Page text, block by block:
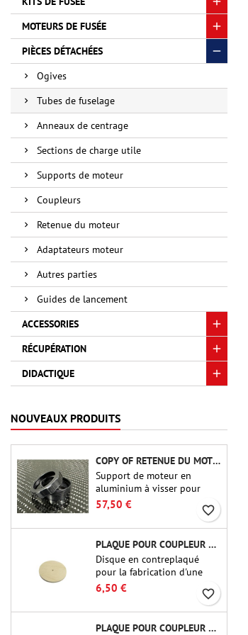
MOTEURS DE FUSÉE
PIÈCES DÉTACHÉES
Ogives
Tubes de fuselage
Anneaux de centrage
Sections de charge utile
Supports de moteur
Coupleurs
Retenue du moteur
Adaptateurs moteur
Autres parties
Guides de lancement
ACCESSORIES
RÉCUPÉRATION
DIDACTIQUE
NOUVEAUX PRODUITS
COPY OF RETENUE DU MOTEUR PML PRO MR-38
Support de moteur en
aluminium à visser pour
modèles de fusées avec
supports moteur de 54 mm.
Compatible avec les tubes
phénoliques PML.
57,50 € favorite_border
PLAQUE POUR COUPLEUR CBP-3.0 - PUBLIC MISSILES LTD.
Disque en contreplaqué
pour la fabrication d'une
cloison (cadre) pour raccords
tubulaires de 75 mm de
Public Missiles Ltd. (PT-
3.0/QT-3.0)
6,50 € favorite_border
PLAQUE POUR COUPLEUR CBP-2.1 - PUBLIC MISSILES LTD.